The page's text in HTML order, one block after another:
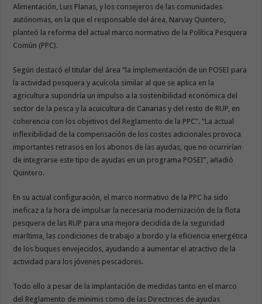
Alimentación, Luis Planas, y los consejeros de las comunidades
autónomas, en la que el responsable del área, Narvay Quintero,
planteó la reforma del actual marco normativo de la Política Pesquera
Común (PPC).
Según destacó el titular del área “la implementación de un POSEI para
la actividad pesquera y acuícola similar al que se aplica en la
agricultura supondría un impulso a la sostenibilidad económica del
sector de la pesca y la acuicultura de Canarias y del resto de RUP, en
coherencia con los objetivos del Reglamento de la PPC”. “La actual
inflexibilidad de la compensación de los costes adicionales provoca
importantes retrasos en los abonos de las ayudas, que no ocurrirían
de integrarse este tipo de ayudas en un programa POSEI”, añadió
Quintero.
En su actual configuración, el marco normativo de la PPC ha sido
ineficaz a la hora de impulsar la necesaria modernización de la flota
pesquera de las RUP para una mejora decidida de la seguridad
marítima, las condiciones de trabajo a bordo y la eficiencia energética
de los buques envejecidos, ayudando a aumentar el atractivo de la
actividad para los jóvenes pescadores.
Todo ello a pesar de la implantación de medidas tanto en el marco
del Reglamento de minimis como de las Directrices de ayudas